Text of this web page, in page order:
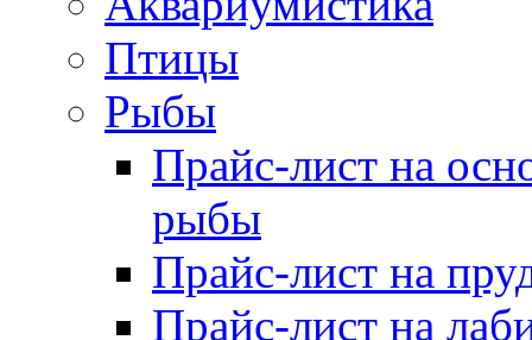
Птицы
Рыбы
Прайс-лист на
рыбы
Прайс-лист на
Прайс-лист на